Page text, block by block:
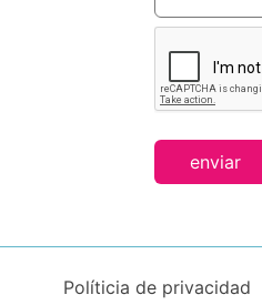
enviar
Políticia de privacidad